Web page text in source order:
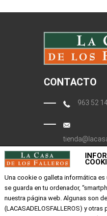
CONTACTO
963 52
Calle
EMPRESA
Una cookie o galleta informática
se guarda en tu ordenador,
nuestra página web. Algunas son
(LACASADELOSFALLEROS) y